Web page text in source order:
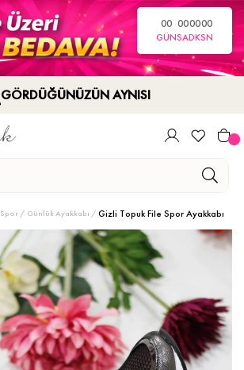
00
GÜN
00
SA
00
DK
00
SN
GÖRDÜĞÜNÜZÜN AYNISI
Spor / Günlük Ayakkabı Gizli Topuk File Spor Ayakkabı